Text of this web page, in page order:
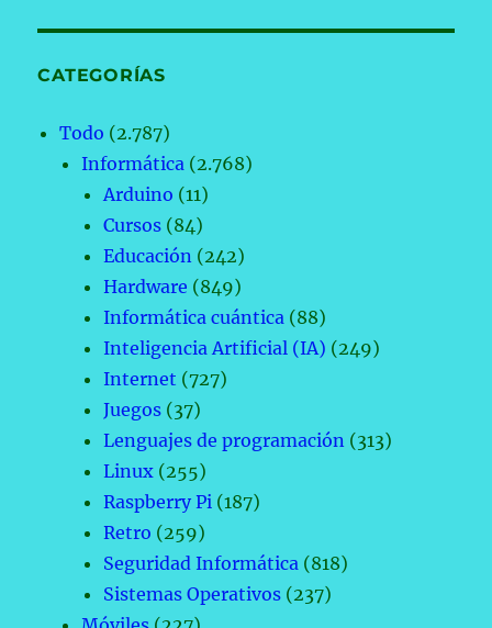
CATEGORÍAS
Todo (2.787)
Informática (2.768)
Arduino (11)
Cursos (84)
Educación (242)
Hardware (849)
Informática cuántica (88)
Inteligencia Artificial (IA) (249)
Internet (727)
Juegos (37)
Lenguajes de programación (313)
Linux (255)
Raspberry Pi (187)
Retro (259)
Seguridad Informática (818)
Sistemas Operativos (237)